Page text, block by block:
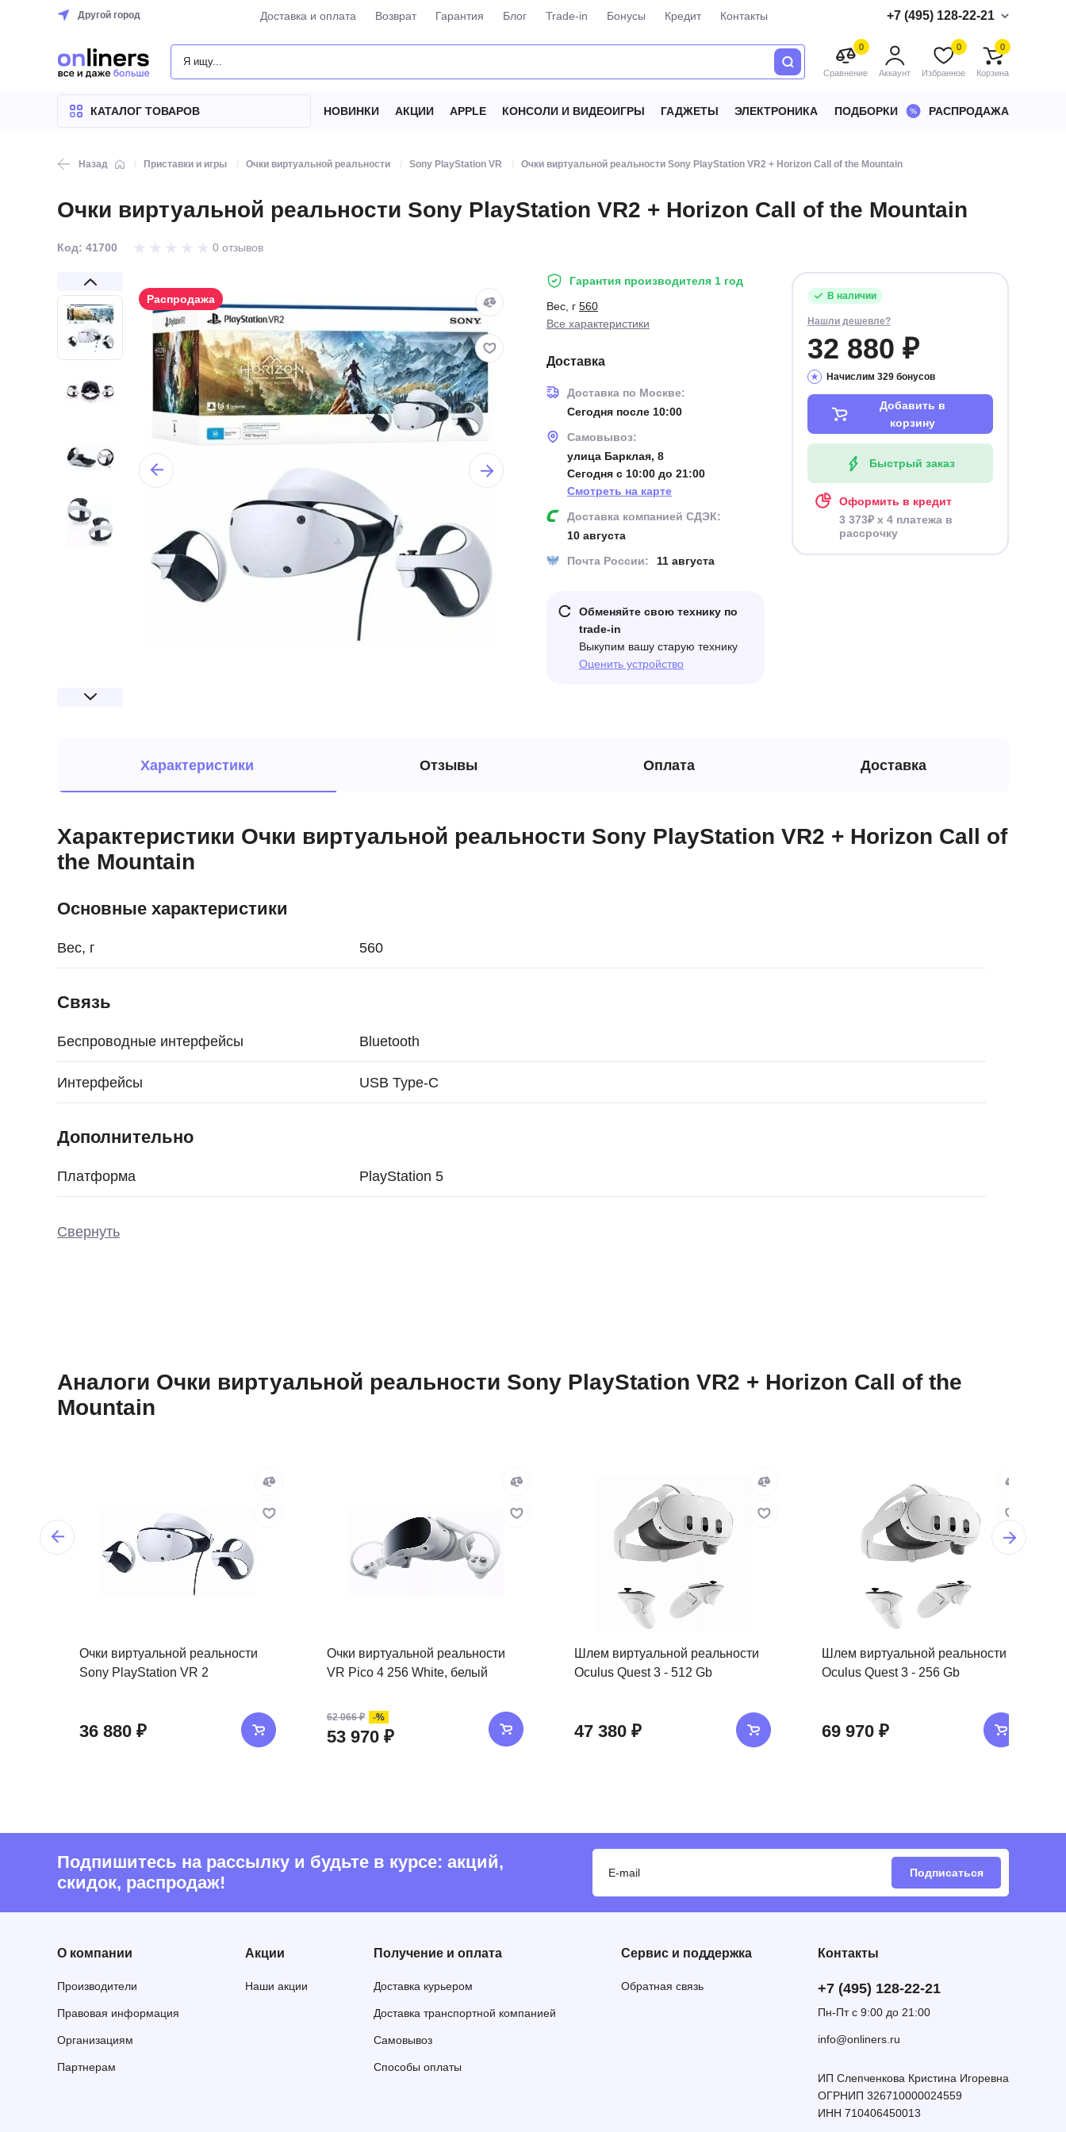
Другой город Доставка и оплата Возврат Гарантия Блог Trade-in Бонусы Кредит Контакты +7 (495) 128-22-21
ТОВАРОВ
0
Сравнение Аккаунт
0
Избранное
0
Корзина
КАТАЛОГ ТОВАРОВ НОВИНКИ АКЦИИ APPLE КОНСОЛИ И ВИДЕОИГРЫ ГАДЖЕТЫ ЭЛЕКТРОНИКА ПОДБОРКИ РАСПРОДАЖА
Назад Приставки и игры Очки виртуальной реальности Sony PlayStation VR Очки виртуальной реальности Sony PlayStation VR2 + Horizon Call of the Mountain
Очки виртуальной реальности Sony PlayStation VR2 + Horizon Call of the Mountain
Код: 41700 0 отзывов
Распродажа
Гарантия производителя 1 год
Вес, г 560
Все характеристики
Доставка
Доставка по Москве:
Сегодня после 10:00
Самовывоз:
улица Барклая, 8
Сегодня с 10:00 до 21:00
Смотреть на карте
Доставка компанией СДЭК:
10 августа
Почта России:
11 августа
Обменяйте свою технику по
trade-in
Выкупим вашу старую технику
Оценить устройство
В наличии
Нашли дешевле?
32 880 ₽
Начислим 329 бонусов
Добавить в
корзину
Быстрый заказ
Оформить в кредит
3 373₽ x 4 платежа в
рассрочку
Характеристики Отзывы Оплата Доставка
Характеристики Очки виртуальной реальности Sony PlayStation VR2 + Horizon Call of
the Mountain
Основные характеристики
Вес, г 560
Связь
Беспроводные интерфейсы Bluetooth
Интерфейсы USB Type-C
Дополнительно
Платформа PlayStation 5
Свернуть
Аналоги Очки виртуальной реальности Sony PlayStation VR2 + Horizon Call of the
Mountain
Очки виртуальной реальности
Sony PlayStation VR 2
36 880 ₽
Очки виртуальной реальности
VR Pico 4 256 White, белый
62 066 ₽ -%
53 970 ₽
Шлем виртуальной реальности
Oculus Quest 3 - 512 Gb
47 380 ₽
Шлем виртуальной реальности
Oculus Quest 3 - 256 Gb
69 970 ₽
Подпишитесь на рассылку и будьте в курсе: акций,
скидок, распродаж!
Подписаться
О компании
Производители
Правовая информация
Организациям
Партнерам
Акции
Наши акции
Получение и оплата
Доставка курьером
Доставка транспортной компанией
Самовывоз
Способы оплаты
Сервис и поддержка
Обратная связь
Контакты
+7 (495) 128-22-21
Пн-Пт с 9:00 до 21:00
info@onliners.ru
ИП Слепченкова Кристина Игоревна
ОГРНИП 326710000024559
ИНН 710406450013